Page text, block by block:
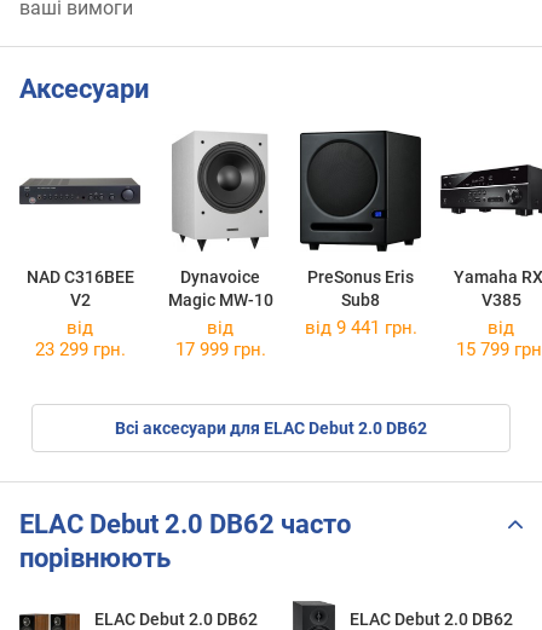
ваші вимоги
Аксесуари
NAD C316BEE
V2
Dynavoice
Magic MW-10
PreSonus Eris
Sub8
Yamaha
V385
від
23 299 грн.
від
17 999 грн.
від 9 441 грн.
від
15 799
Всі аксесуари для ELAC Debut 2.0 DB62
ELAC Debut 2.0 DB62 часто
порівнюють
ELAC Debut 2.0 DB62
ELAC Debut 2.0 DB62